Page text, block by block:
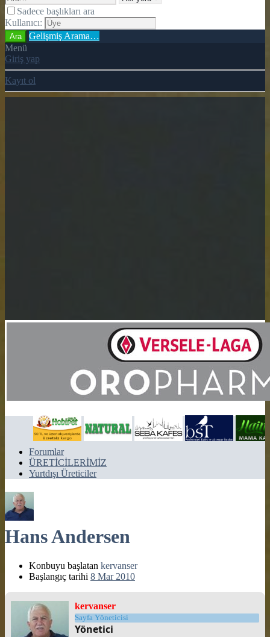
Sadece başlıkları ara
Kullanıcı:
Ara
Gelişmiş Arama…
Menü
Giriş yap
Kayıt ol
Forumlar
ÜRETİCİLERİMİZ
Yurtdışı Üreticiler
Hans Andersen
Konbuyu başlatan kervanser
Başlangıç tarihi 8 Mar 2010
kervanser
Sayfa Yöneticisi
Yönetici